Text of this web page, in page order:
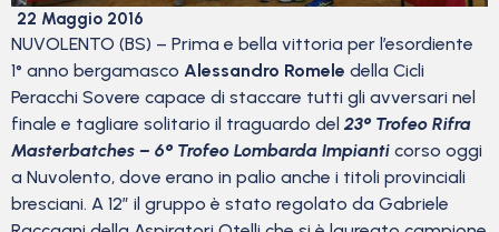
22 Maggio 2016
NUVOLENTO (BS) – Prima e bella vittoria per l’esordiente
1° anno bergamasco Alessandro Romele della Cicli
Peracchi Sovere capace di staccare tutti gli avversari nel
finale e tagliare solitario il traguardo del 23° Trofeo Rifra
Masterbatches – 6° Trofeo Lombarda Impianti corso oggi
a Nuvolento, dove erano in palio anche i titoli provinciali
bresciani. A 12″ il gruppo è stato regolato da Gabriele